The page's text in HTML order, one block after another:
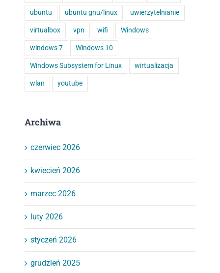
ubuntu ubuntu gnu/linux uwierzytelnianie
virtualbox vpn wifi Windows
windows 7 Windows 10
Windows Subsystem for Linux wirtualizacja
wlan youtube
Archiwa
czerwiec 2026
kwiecień 2026
marzec 2026
luty 2026
styczeń 2026
grudzień 2025